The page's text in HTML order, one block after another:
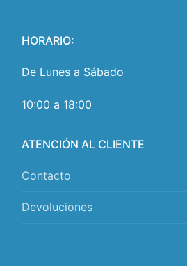
HORARIO:
De Lunes a Sábado
10:00 a 18:00
ATENCIÓN AL CLIENTE
Contacto
Devoluciones